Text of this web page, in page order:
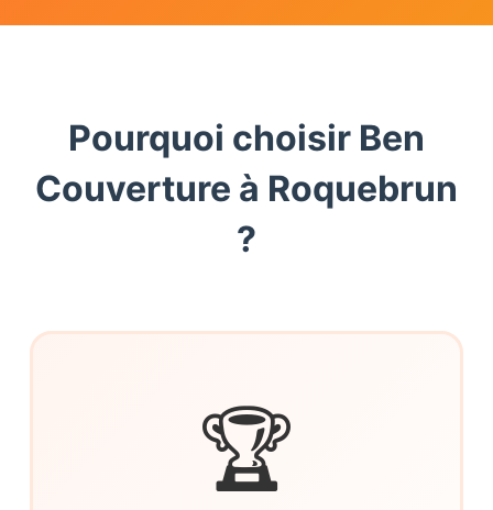
Pourquoi choisir Ben
Couverture à Roquebrun
?
🏆